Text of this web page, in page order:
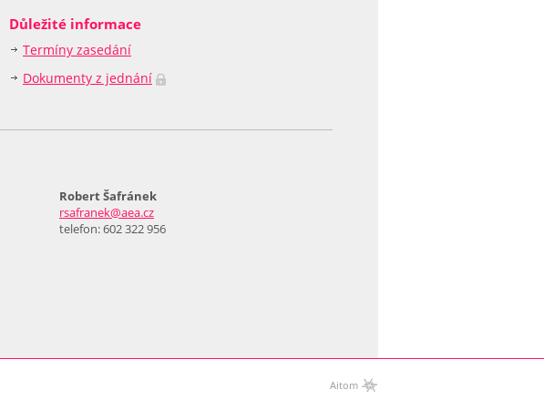
Důležité informace
Termíny zasedání
Dokumenty z jednání
Robert Šafránek
rsafranek@aea.cz
telefon: 602 322 956
Aitom